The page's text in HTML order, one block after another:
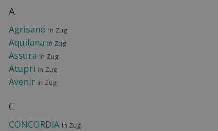
A
Agrisano in Zug
Aquilana in Zug
Assura in Zug
Atupri in Zug
Avenir in Zug
C
CONCORDIA in Zug